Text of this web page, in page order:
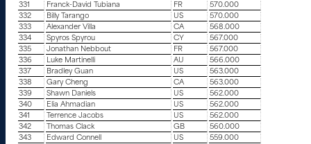
331
Franck-David Tubiana FR
570.000
332
Billy Tarango US
570.000
333
Alexander Villa CA
568.000
334
Spyros Spyrou CY
567.000
335
Jonathan Nebbout FR
567.000
336
Luke Martinelli AU
566.000
337
Bradley Guan US
563.000
338
Gary Cheng CA
563.000
339
Shawn Daniels US
562.000
340
Elia Ahmadian US
562.000
341
Terrence Jacobs US
562.000
342
Thomas Clack GB
560.000
343
Edward Connell US
559.000